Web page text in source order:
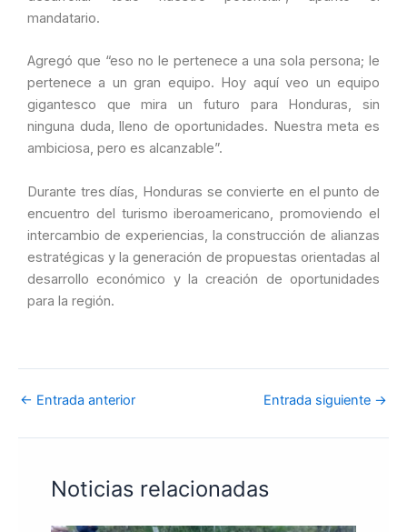
mandatario.
Agregó que “eso no le pertenece a una sola persona; le
pertenece a un gran equipo. Hoy aquí veo un equipo
gigantesco que mira un futuro para Honduras, sin
ninguna duda, lleno de oportunidades. Nuestra meta es
ambiciosa, pero es alcanzable”.
Durante tres días, Honduras se convierte en el punto de
encuentro del turismo iberoamericano, promoviendo el
intercambio de experiencias, la construcción de alianzas
estratégicas y la generación de propuestas orientadas al
desarrollo económico y la creación de oportunidades
para la región.
← Entrada anterior Entrada siguiente →
Noticias relacionadas